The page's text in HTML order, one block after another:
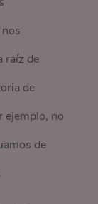
raíz de
de
ejemplo, no
de